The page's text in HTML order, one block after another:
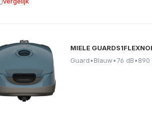
aan vergelijking
MIELE
Guard•Blauw•76 dB•890